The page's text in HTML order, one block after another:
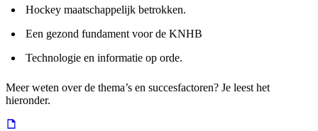
Hockey maatschappelijk betrokken.
Een gezond fundament voor de KNHB
Technologie en informatie op orde.
Meer weten over de thema’s en succesfactoren? Je leest het
hieronder.